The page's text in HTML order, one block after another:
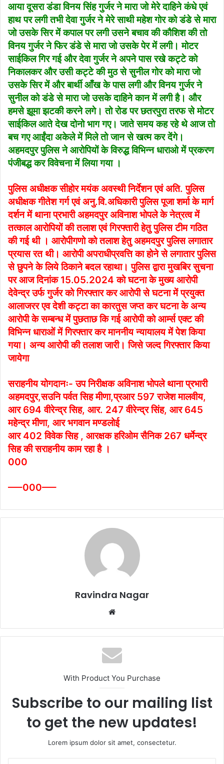
आया दूसरा डंडा विनय सिंह गुर्जर ने मारा जो मेरे दाहिने कंधे एवं
हाथ पर लगी तभी देवा गुर्जर ने मेरे साथी महेश गोर को डंडे से मारा
जो उसके सिर में कपाल पर लगी उसने बचाव की कौशिश की तो
विनय गुर्जर ने फिर डंडे से मारा जो उसके पेर में लगी। मोटर
साईकिल गिर गई और देवा गुर्जर ने अपने पास रखे कट्टे को
निकालकर और उसी कट्टे की मुठ से सुनील गोर को मारा जो
उसके सिर में और बार्थी आँख के पास लगी और विनय गुर्जर ने
सुनील को डंडे से मारा जो उसके दाहिने कान में लगी है। और
हमसे झूमा झटकी करने लगे। तो रोड पर छतरपुरा तरफ से मोटर
साईकिल आते देख दोनो भाग गए। जाते समय कह रहे थे आज तो
बच गए आईंदा अकेले में मिले तो जान से खत्म कर देंगे।
अहमदपुर पुलिस ने आरोपियों के विरुद्ध विभिन्न धाराओ में प्रकरण
पंजीबद्ध कर विवेचना में लिया गया ।
पुलिस अधीक्षक सीहोर मयंक अवस्थी निर्देशन एवं अति. पुलिस
अधीक्षक गीतेश गर्ग एवं अनु.वि.अधिकारी पुलिस पूजा शर्मा के मार्ग
दर्शन में थाना प्रभारी अहमदपुर अविनाश भोपले के नेत्रत्व में
तत्काल आरोपियों की तलाश एवं गिरफ्तारी हेतु पुलिस टीम गठित
की गई थी । आरोपीगणो को तलाश हेतु अहमदपुर पुलिस लगातार
प्रयास रत थी। आरोपी अपराधीप्रवत्ति का होने से लगातार पुलिस
से छुपने के लिये ठिकाने बदल रहाथा। पुलिस द्वारा मुखबिर सुचना
पर आज दिनांक 15.05.2024 को घटना के मुख्य आरोपी
देवेन्द्र उर्फ गुर्जर को गिरफ्तार कर आरोपी से घटना में प्रयुक्त
आलाजरर एव देशी कट्टा का कारतुस जप्त कर घटना के अन्य
आरोपी के सम्बन्ध में पुछताछ कि गई आरोपी को आर्म्स एक्ट की
विभिन्न धाराओं में गिरफ्तार कर माननीय न्यायालय में पेश किया
गया। अन्य आरोपी की तलाश जारी। जिसे जल्द गिरफ्तार किया
जायेगा
सराहनीय योगदानः- उप निरीक्षक अविनाश भोपले थाना प्रभारी
अहमदपुर,सउनि पर्वत सिह मीणा,प्रआर 597 राजेश मालवीय,
आर 694 वीरेन्द्र सिह, आर. 247 वीरेन्द्र सिंह, आर 645
महेन्द्र मीणा, आर भगवान मण्डलोई
आर 402 विवेक सिह , आरक्षक हरिओम सैनिक 267 धर्मेन्द्र
सिह की सराहनीय काम रहा है ।
000
—–000—–
Ravindra Nagar
b
s
i
e
With Product You Purchase
Subscribe to our mailing list
to get the new updates!
Lorem ipsum dolor sit amet, consectetur.